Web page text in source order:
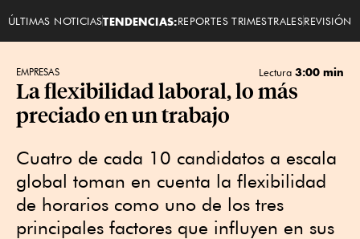
ÚLTIMAS NOTICIASTENDENCIAS:REPORTES TRIMESTRALESREVISIÓN
EMPRESAS Lectura 3:00 min
La flexibilidad laboral, lo más
preciado en un trabajo
Cuatro de cada 10 candidatos a escala
global toman en cuenta la flexibilidad
de horarios como uno de los tres
principales factores que influyen en sus